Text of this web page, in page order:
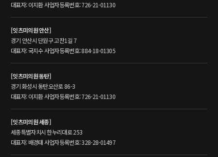
대표자: 이지환 사업자등록번호: 726-21-01130
[잇츠미의원 안산]
경기 안산시 단원구 고잔1길 7
대표자: 국지수 사업자등록번호: 884-18-01305
[잇츠미의원 동탄]
경기 화성시 동탄오산로 86-3
대표자: 이지환 사업자등록번호: 726-21-01130
[잇츠미의원 세종]
세종특별자치시 한누리대로 253
대표자: 배경태 사업자등록번호: 328-28-01497